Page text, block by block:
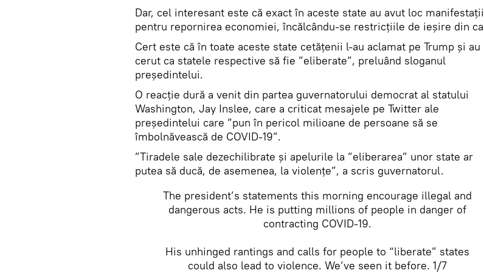
Dar, cel interesant este că exact în aceste state au avut loc manifestații
pentru repornirea economiei, încălcându-se restricțiile de ieșire din
Cert este că în toate aceste state cetățenii l-au aclamat pe Trump și au
cerut ca statele respective să fie ”eliberate”, preluând sloganul
președintelui.
O reacție dură a venit din partea guvernatorului democrat al statului
Washington, Jay Inslee, care a criticat mesajele pe Twitter ale
preşedintelui care ”pun în pericol milioane de persoane să se
îmbolnăvească de COVID-19”.
”Tiradele sale dezechilibrate şi apelurile la ”eliberarea” unor state ar
putea să ducă, de asemenea, la violenţe”, a scris guvernatorul.
The president’s statements this morning encourage illegal and
dangerous acts. He is putting millions of people in danger of
contracting COVID-19.
His unhinged rantings and calls for people to “liberate” states
could also lead to violence. We’ve seen it before. 1/7